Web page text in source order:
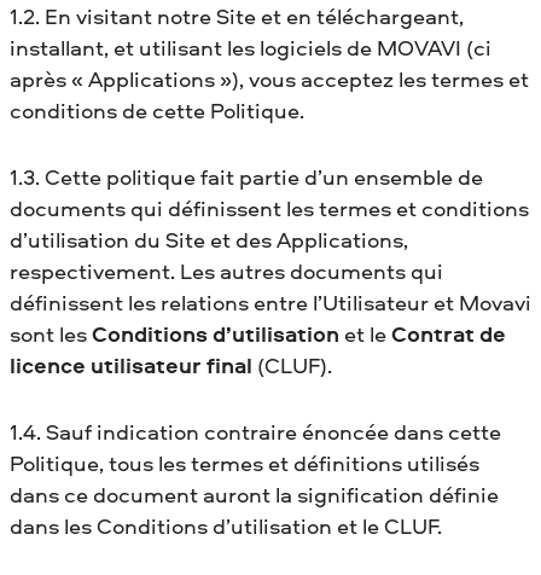
1.2. En visitant notre Site et en téléchargeant,
installant, et utilisant les logiciels de MOVAVI (ci
après « Applications »), vous acceptez les termes et
conditions de cette Politique.
1.3. Cette politique fait partie d’un ensemble de
documents qui définissent les termes et conditions
d’utilisation du Site et des Applications,
respectivement. Les autres documents qui
définissent les relations entre l’Utilisateur et Movavi
sont lesConditions d’utilisation et leContrat de
licence utilisateur final (CLUF).
1.4. Sauf indication contraire énoncée dans cette
Politique, tous les termes et définitions utilisés
dans ce document auront la signification définie
dans les Conditions d’utilisation et le CLUF.